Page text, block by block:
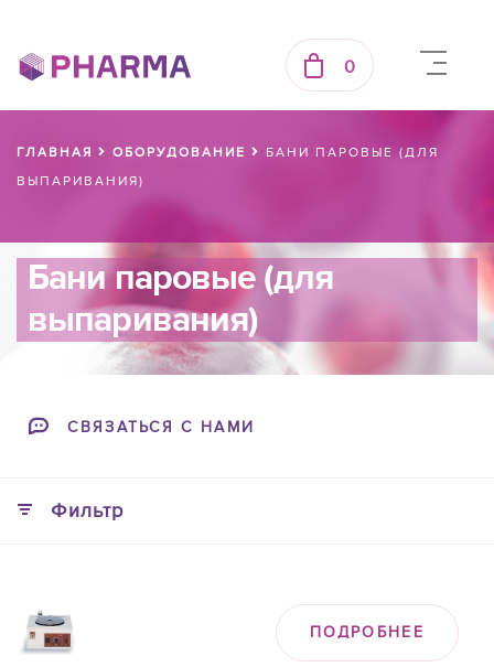
0
ГЛАВНАЯ ОБОРУДОВАНИЕ
БАНИ ПАРОВЫЕ (ДЛЯ
ВЫПАРИВАНИЯ)
Бани паровые (для
выпаривания)
СВЯЗАТЬСЯ С НАМИ
Фильтр
ПОДРОБНЕЕ